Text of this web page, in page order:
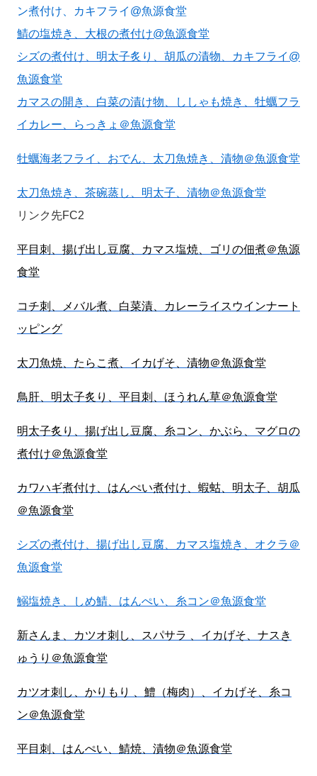
ン煮付け、カキフライ@魚源食堂
鯖の塩焼き、大根の煮付け@魚源食堂
シズの煮付け、明太子炙り、胡瓜の漬物、カキフライ@
魚源食堂
カマスの開き、白菜の漬け物、ししゃも焼き、牡蠣フラ
イカレー、らっきょ＠魚源食堂
牡蠣海老フライ、おでん、太刀魚焼き、漬物＠魚源食堂
太刀魚焼き、茶碗蒸し、明太子、漬物＠魚源食堂
リンク先FC2
平目刺、揚げ出し豆腐、カマス塩焼、ゴリの佃煮＠魚源
食堂
コチ刺、メバル煮、白菜漬、カレーライスウインナート
ッピング
太刀魚焼、たらこ煮、イカげそ、漬物＠魚源食堂
鳥肝、明太子炙り、平目刺、ほうれん草＠魚源食堂
明太子炙り、揚げ出し豆腐、糸コン、かぶら、マグロの
煮付け＠魚源食堂
カワハギ煮付け、はんぺい煮付け、蝦蛄、明太子、胡瓜
＠魚源食堂
シズの煮付け、揚げ出し豆腐、カマス塩焼き、オクラ＠
魚源食堂
鰯塩焼き、しめ鯖、はんぺい、糸コン＠魚源食堂
新さんま、カツオ刺し、スパサラ 、イカげそ、ナスき
ゅうり＠魚源食堂
カツオ刺し、かりもり 、鱧（梅肉）、イカげそ、糸コ
ン＠魚源食堂
平目刺、はんぺい、鯖焼、漬物＠魚源食堂